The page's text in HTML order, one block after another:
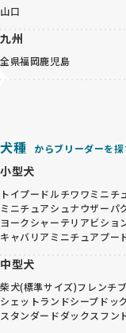
山口
九州
全県福岡鹿児島
犬種 からブリーダーを
小型犬
トイプードルチワワミニチ
ミニチュアシュナウザーパ
ヨークシャーテリアビショ
キャバリア ミニチュアプー
中型犬
柴犬(標準サイズ)フレンチ
シェットランドシープドッ
スタンダードダックスフン